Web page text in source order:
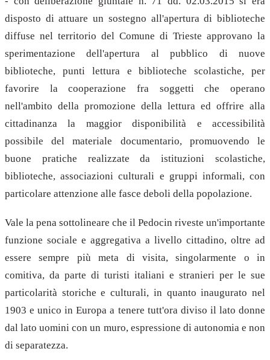
disposto di attuare un sostegno all'apertura di biblioteche
diffuse nel territorio del Comune di Trieste approvano la
sperimentazione dell'apertura al pubblico di nuove
biblioteche, punti lettura e biblioteche scolastiche, per
favorire la cooperazione fra soggetti che operano
nell'ambito della promozione della lettura ed offrire alla
cittadinanza la maggior disponibilità e accessibilità
possibile del materiale documentario, promuovendo le
buone pratiche realizzate da istituzioni scolastiche,
biblioteche, associazioni culturali e gruppi informali, con
particolare attenzione alle fasce deboli della popolazione.
Vale la pena sottolineare che il Pedocin riveste un'importante
funzione sociale e aggregativa a livello cittadino, oltre ad
essere sempre più meta di visita, singolarmente o in
comitiva, da parte di turisti italiani e stranieri per le sue
particolarità storiche e culturali, in quanto inaugurato nel
1903 e unico in Europa a tenere tutt'ora diviso il lato donne
dal lato uomini con un muro, espressione di autonomia e non
di separatezza.